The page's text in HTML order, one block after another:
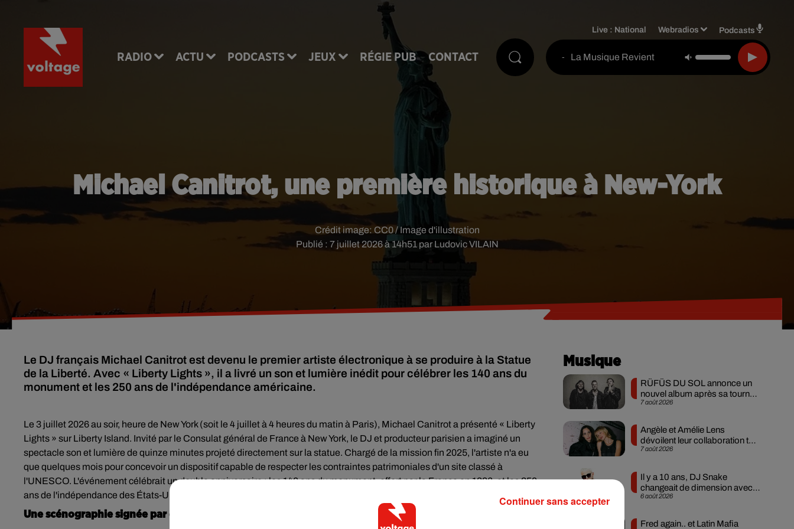
RADIO ACTU PODCASTS JEUX RÉGIE PUB CONTACT
Live : National Webradios Podcasts
- La Musique Revient
Michael Canitrot, une première historique à New-York
Publié : 7 juillet 2026 à 14h51 par Ludovic VILAIN
Crédit image: CC0 / Image d'illustration
Le DJ français Michael Canitrot est devenu le premier artiste électronique à se produire à la Statue
de la Liberté. Avec « Liberty Lights », il a livré un son et lumière inédit pour célébrer les 140 ans du
monument et les 250 ans de l'indépendance américaine.
Le 3 juillet 2026 au soir, heure de New York (soit le 4 juillet à 4 heures du matin à Paris), Michael Canitrot a présenté « Liberty
Lights » sur Liberty Island. Invité par le Consulat général de France à New York, le DJ et producteur parisien a imaginé un
spectacle son et lumière de quinze minutes projeté directement sur la statue. Chargé de la mission fin 2025, l'artiste n'a eu
que quelques mois pour concevoir un dispositif capable de respecter les contraintes patrimoniales d'un site classé à
l'UNESCO. L'événement célébrait un double anniversaire : les 140 ans du monument, offert par la France en 1886, et les 250
ans de l'indépendance des États-Unis.
Une scénographie signée par des pointures
Musique
7 août 2026
RÜFÜS DU SOL annonce un
nouvel album après sa tournée
mondiale
7 août 2026
Angèle et Amélie Lens
dévoilent leur collaboration tant
attendue
6 août 2026
Il y a 10 ans, DJ Snake
changeait de dimension avec
son premier...
Fred again.. et Latin Mafia
Continuer sans accepter